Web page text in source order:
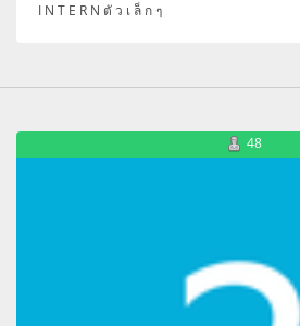
I N T E R N ตั ว เ ล็ ก ๆ
48